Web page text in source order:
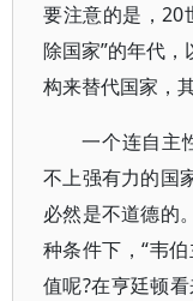
要注意的是，20
除国家”的年代
构来替代国家，
一个连自主
不上强有力的国
必然是不道德的
种条件下，“韦
值呢?在亨廷顿